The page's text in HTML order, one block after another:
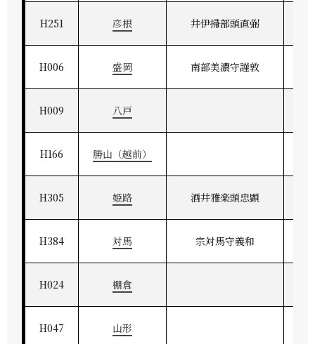
H251 彦根 井伊掃部頭直弼
H006 盛岡 南部美濃守謹敦
H009 八戸
H166 勝山（越前）
H305 姫路 酒井雅楽頭忠顕
H384 対馬 宗対馬守義和
H024 棚倉
H047 山形